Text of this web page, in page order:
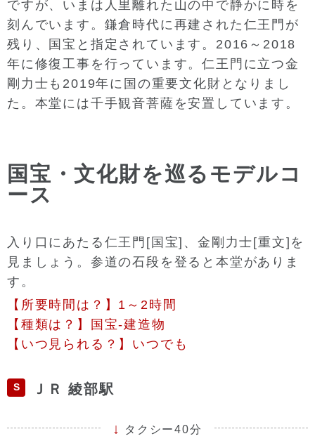
ですが、いまは人里離れた山の中で静かに時を
刻んでいます。鎌倉時代に再建された仁王門が
残り、国宝と指定されています。2016～2018
年に修復工事を行っています。仁王門に立つ金
剛力士も2019年に国の重要文化財となりまし
た。本堂には千手観音菩薩を安置しています。
国宝・文化財を巡るモデルコ
ース
入り口にあたる仁王門[国宝]、金剛力士[重文]を
見ましょう。参道の石段を登ると本堂がありま
す。
【所要時間は？】1～2時間
【種類は？】国宝-建造物
【いつ見られる？】いつでも
S ＪＲ 綾部駅
タクシー40分